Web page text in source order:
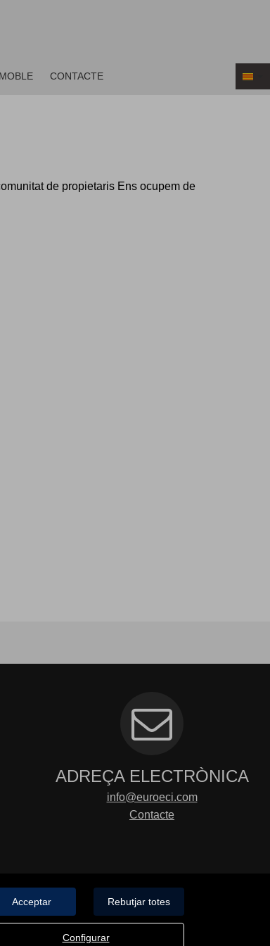
Acceptar Rebutjar totes
Configurar
CONTACTE
de propietaris Ens ocupem de
ADREÇA ELECTRÒNICA
info@euroeci.com
Contacte